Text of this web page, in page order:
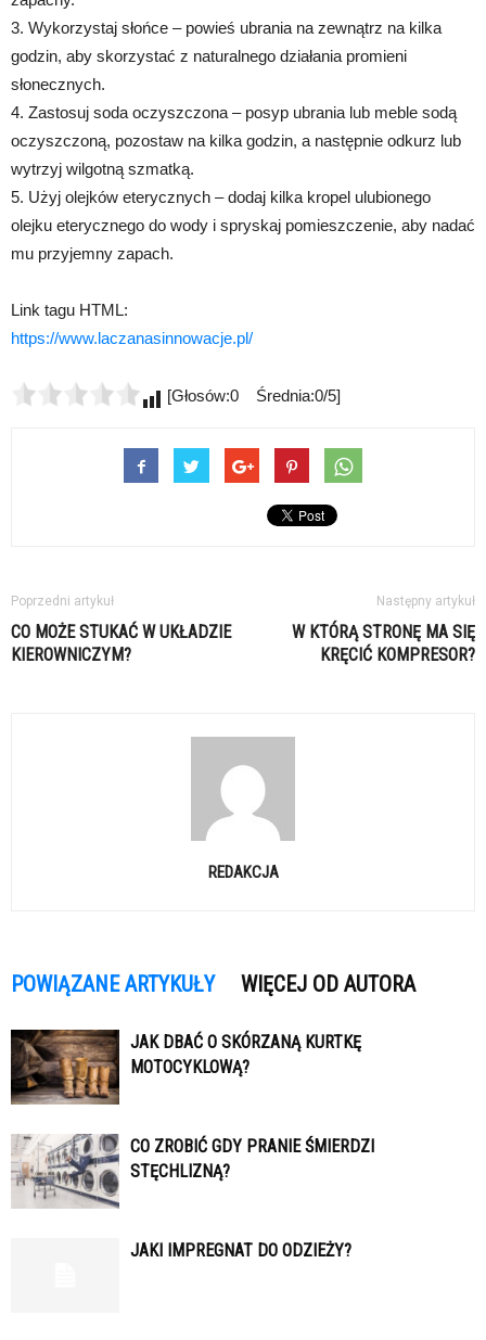
3. Wykorzystaj słońce – powieś ubrania na zewnątrz na kilka
godzin, aby skorzystać z naturalnego działania promieni
słonecznych.
4. Zastosuj soda oczyszczona – posyp ubrania lub meble sodą
oczyszczoną, pozostaw na kilka godzin, a następnie odkurz lub
wytrzyj wilgotną szmatką.
5. Użyj olejków eterycznych – dodaj kilka kropel ulubionego
olejku eterycznego do wody i spryskaj pomieszczenie, aby nadać
mu przyjemny zapach.
Link tagu HTML:
https://www.laczanasinnowacje.pl/
[Głosów:0 Średnia:0/5]
Poprzedni artykuł
CO MOŻE STUKAĆ W UKŁADZIE
KIEROWNICZYM?
Następny artykuł
W KTÓRĄ STRONĘ MA SIĘ
KRĘCIĆ KOMPRESOR?
REDAKCJA
POWIĄZANE ARTYKUŁY WIĘCEJ OD AUTORA
JAK DBAĆ O SKÓRZANĄ KURTKĘ
MOTOCYKLOWĄ?
CO ZROBIĆ GDY PRANIE ŚMIERDZI
STĘCHLIZNĄ?
JAKI IMPREGNAT DO ODZIEŻY?